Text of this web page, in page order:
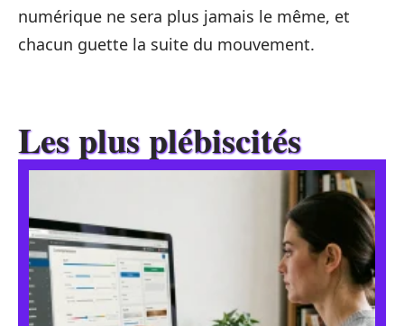
numérique ne sera plus jamais le même, et
chacun guette la suite du mouvement.
Les plus plébiscités